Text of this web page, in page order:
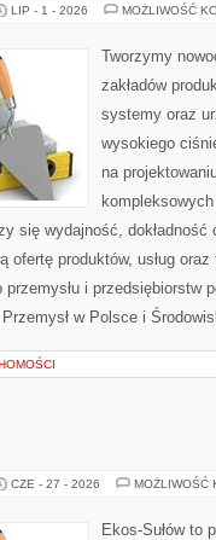
LIP - 1 - 2026 MOŻLIWOŚĆ
Tworzymy
zakładów
systemy oraz
wysokiego
na
się wydajność, dokładność
ofertę produktów, usług
przemysłu i przedsiębiorstw
w Polsce i
CZE - 27 - 2026 MOŻLIWOŚĆ
Ekos-Sułów to